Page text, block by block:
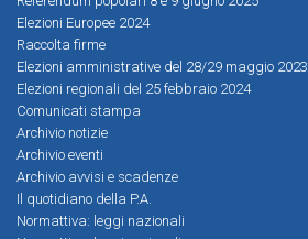
Elezioni Europee 2024
Raccolta firme
Elezioni amministrative del 28/29 maggio 2023
Elezioni regionali del 25 febbraio 2024
Comunicati stampa
Archivio notizie
Archivio eventi
Archivio avvisi e scadenze
Il quotidiano della P.A.
Normattiva: leggi nazionali